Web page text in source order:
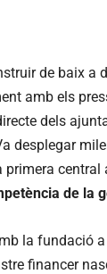
de baix a
amb els
dels
desplegar
de la
la fundació
financer